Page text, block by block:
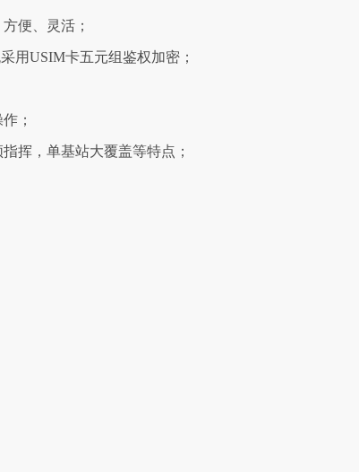
便、灵活；
用USIM卡五元组鉴权加密；
；
挥，单基站大覆盖等特点；